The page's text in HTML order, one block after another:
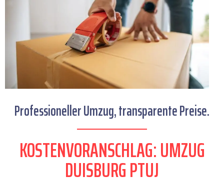
Professioneller Umzug, transparente Preise.
KOSTENVORANSCHLAG: UMZUG
DUISBURG PTUJ